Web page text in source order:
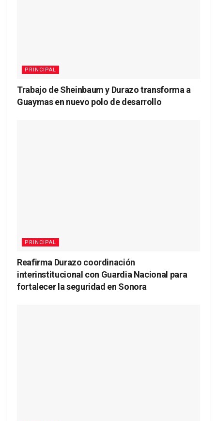
PRINCIPAL
Trabajo de Sheinbaum y Durazo transforma a
Guaymas en nuevo polo de desarrollo
PRINCIPAL
Reafirma Durazo coordinación
interinstitucional con Guardia Nacional para
fortalecer la seguridad en Sonora